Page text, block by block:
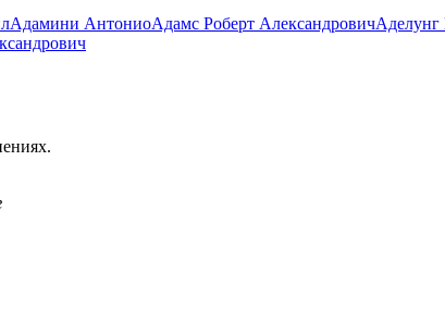
Адамини АнтониоАдамс Роберт АлександровичАделунг